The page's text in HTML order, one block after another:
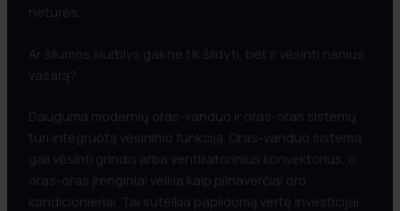
neturės.
Ar šilumos siurblys gali ne tik šildyti, bet ir vėsinti namus
vasarą?
Dauguma modernių oras-vanduo ir oras-oras sistemų
turi integruotą vėsinimo funkciją. Oras-vanduo sistema
gali vėsinti grindis arba ventiliatorinius konvektorius, o
oras-oras įrenginiai veikia kaip pilnaverčiai oro
kondicionieriai. Tai suteikia papildomą vertę investicijai,